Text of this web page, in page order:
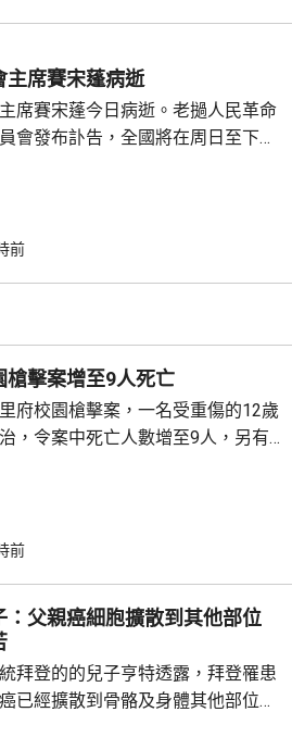
基輔與北約秘書長呂特舉行合記者
，由於中東戰事，烏克蘭實際收到
截彈，遠低於盟友承諾的數量...
主席賽宋蓬病逝
席賽宋蓬今日病逝。老撾人民革命
會發布訃告，全國將在周日至下周
前
槍擊案增至9人死亡
府校園槍擊案，一名受重傷的12歲
，令案中死亡人數增至9人，另有
機及子彈來源等，計劃明日召開記
前
：父親癌細胞擴散到其他部位
拜登的的兒子亨特透露，拜登罹患
已經擴散到骨骼及身體其他部位，